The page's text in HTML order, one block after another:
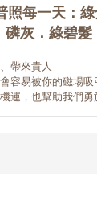
照每一天：
磷灰．綠碧髮
帶來貴人
容易被你的磁場吸
運，也幫助我們